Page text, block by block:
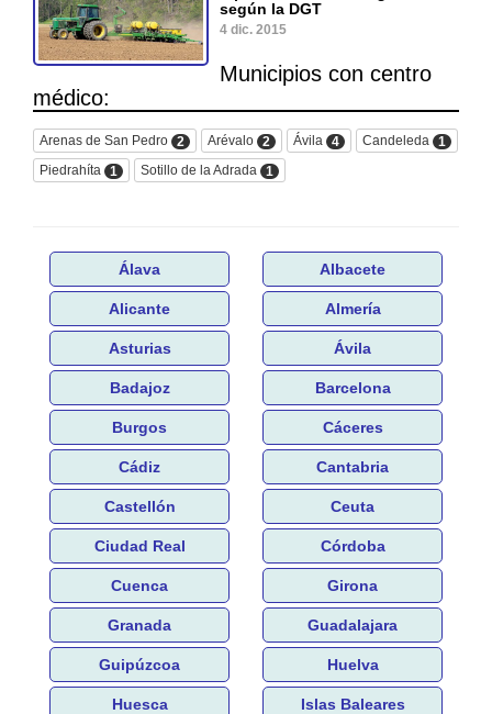
según la DGT
4 dic. 2015
Municipios con centro
médico:
Arenas de San Pedro 2 Arévalo 2 Ávila 4 Candeleda
1
Piedrahíta
1 Sotillo de la Adrada 1
Álava Albacete
Alicante Almería
Asturias Ávila
Badajoz Barcelona
Burgos Cáceres
Cádiz Cantabria
Castellón Ceuta
Ciudad Real Córdoba
Cuenca Girona
Granada Guadalajara
Guipúzcoa Huelva
Huesca Islas Baleares